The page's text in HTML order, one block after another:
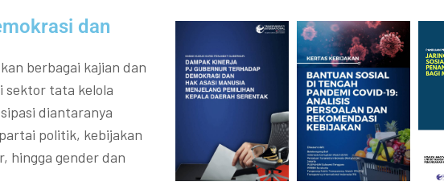
dan
berbagai kajian dan
sektor tata kelola
diantaranya
politik, kebijakan
hingga gender dan